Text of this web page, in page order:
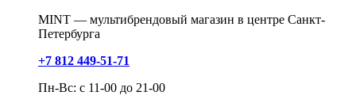
MINT — мультибрендовый магазин в центре Санкт-
Петербурга
+7 812 449-51-71
Пн-Вс: с 11-00 до 21-00